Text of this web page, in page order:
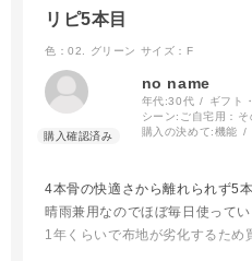
リピ5本目
色：02. グリーン サイズ：F
no name
年代:30代 ギフト
シーン: ご自宅用：そ
購入の決めて:機能
4本骨の快適さから離れられず5
晴雨兼用なのでほぼ毎日使ってい
1年くらいで布地が劣化するため